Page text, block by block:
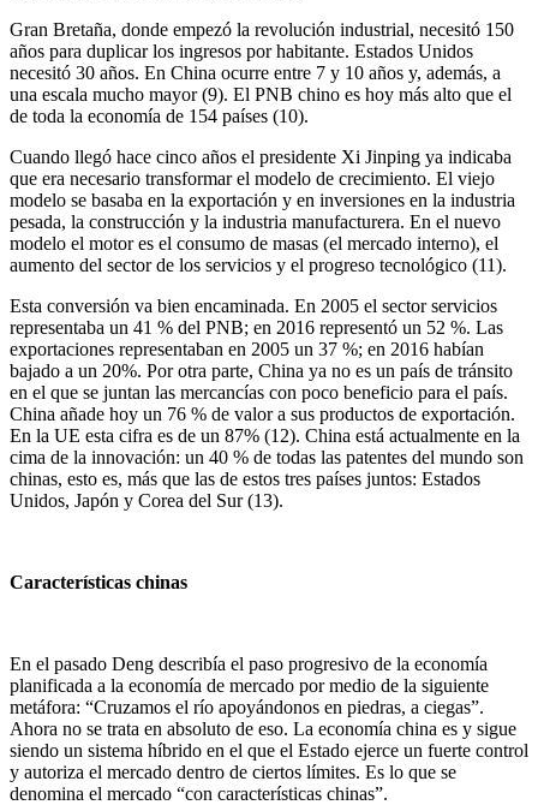
Gran Bretaña, donde empezó la revolución industrial, necesitó 150
años para duplicar los ingresos por habitante. Estados Unidos
necesitó 30 años. En China ocurre entre 7 y 10 años y, además, a
una escala mucho mayor (9). El PNB chino es hoy más alto que el
de toda la economía de 154 países (10).
Cuando llegó hace cinco años el presidente Xi Jinping ya indicaba
que era necesario transformar el modelo de crecimiento. El viejo
modelo se basaba en la exportación y en inversiones en la industria
pesada, la construcción y la industria manufacturera. En el nuevo
modelo el motor es el consumo de masas (el mercado interno), el
aumento del sector de los servicios y el progreso tecnológico (11).
Esta conversión va bien encaminada. En 2005 el sector servicios
representaba un 41 % del PNB; en 2016 representó un 52 %. Las
exportaciones representaban en 2005 un 37 %; en 2016 habían
bajado a un 20%. Por otra parte, China ya no es un país de tránsito
en el que se juntan las mercancías con poco beneficio para el país.
China añade hoy un 76 % de valor a sus productos de exportación.
En la UE esta cifra es de un 87% (12). China está actualmente en la
cima de la innovación: un 40 % de todas las patentes del mundo son
chinas, esto es, más que las de estos tres países juntos: Estados
Unidos, Japón y Corea del Sur (13).
Características chinas
En el pasado Deng describía el paso progresivo de la economía
planificada a la economía de mercado por medio de la siguiente
metáfora: “Cruzamos el río apoyándonos en piedras, a ciegas”.
Ahora no se trata en absoluto de eso. La economía china es y sigue
siendo un sistema híbrido en el que el Estado ejerce un fuerte control
y autoriza el mercado dentro de ciertos límites. Es lo que se
denomina el mercado “con características chinas”.